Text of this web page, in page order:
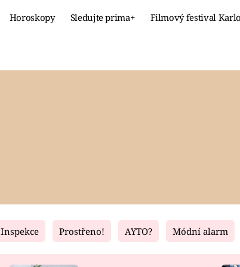
Horoskopy Sledujte prima+ Filmový festival
Fresh Living
Inspekce Prostřeno! AYTO? Módní alarm